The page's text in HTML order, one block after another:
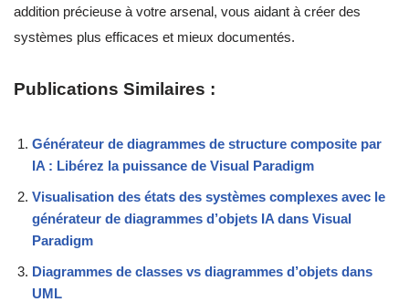
addition précieuse à votre arsenal, vous aidant à créer des
systèmes plus efficaces et mieux documentés.
Publications Similaires :
Générateur de diagrammes de structure composite par
IA : Libérez la puissance de Visual Paradigm
Visualisation des états des systèmes complexes avec le
générateur de diagrammes d’objets IA dans Visual
Paradigm
Diagrammes de classes vs diagrammes d’objets dans
UML